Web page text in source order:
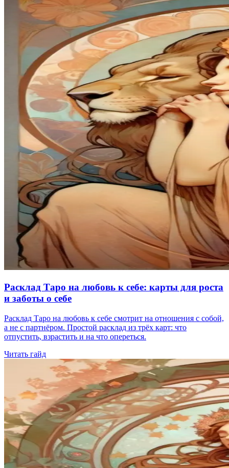
Расклад Таро на любовь к себе: карты для роста
и заботы о себе
Расклад Таро на любовь к себе смотрит на отношения с собой,
а не с партнёром. Простой расклад из трёх карт: что
отпустить, взрастить и на что опереться.
Читать гайд